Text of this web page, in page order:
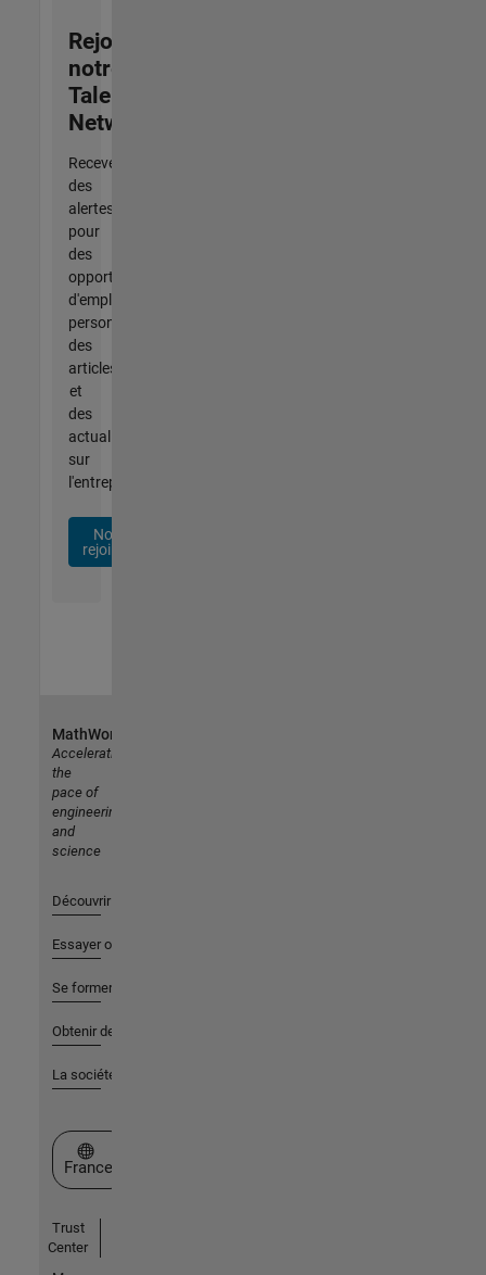
Rejoignez
notre
Talent
Network
Recevez
des
alertes
pour
des
opportunités
d'emploi
personnalisées,
des
articles
et
des
actualités
sur
l'entreprise.
Nous
rejoindre
MathWorks
Accelerating
the
pace of
engineering
and
science
Découvrir les produits
Essayer ou acheter
Se former
Obtenir de l'aide
La société
Sélectionner un site web
France
Trust
Center